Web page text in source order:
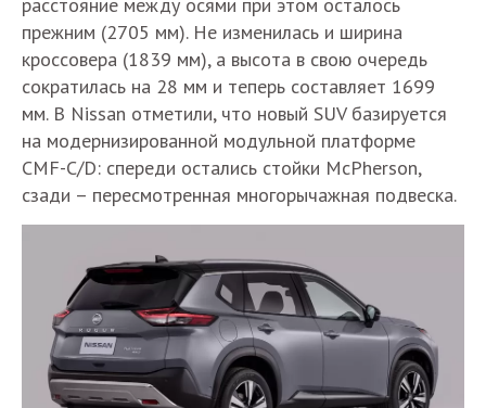
прежним (2705 мм). Не изменилась и ширина
кроссовера (1839 мм), а высота в свою очередь
сократилась на 28 мм и теперь составляет 1699
мм. В Nissan отметили, что новый SUV базируется
на модернизированной модульной платформе
CMF-C/D: спереди остались стойки McPherson,
сзади – пересмотренная многорычажная подвеска.